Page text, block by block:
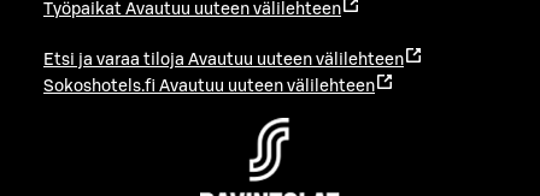
Työpaikat Avautuu uuteen välilehteen
Etsi ja varaa tiloja Avautuu uuteen välilehteen
Sokoshotels.fi Avautuu uuteen välilehteen